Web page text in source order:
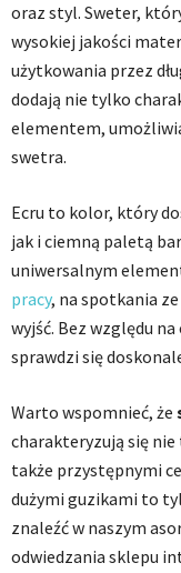
oraz styl. Sweter,
wysokiej jakości
użytkowania przez
dodają nie tylko
elementem,
swetra.
Ecru to kolor, który
jak i ciemną paletą
uniwersalnym
pracy, na spotkania
wyjść. Bez względu
sprawdzi się
Warto wspomnieć, że
charakteryzują się
także przystępnymi
dużymi guzikami to
znaleźć w naszym
odwiedzania sklepu